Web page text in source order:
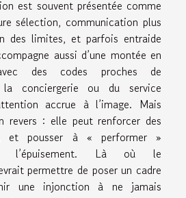
est souvent présentée comme
sélection, communication plus
des limites, et parfois entraide
aussi d’une montée en
des codes proches de
la conciergerie ou du service
accrue à l’image. Mais
revers : elle peut renforcer des
et pousser à « performer »
l’épuisement. Là où le
permettre de poser un cadre
une injonction à ne jamais